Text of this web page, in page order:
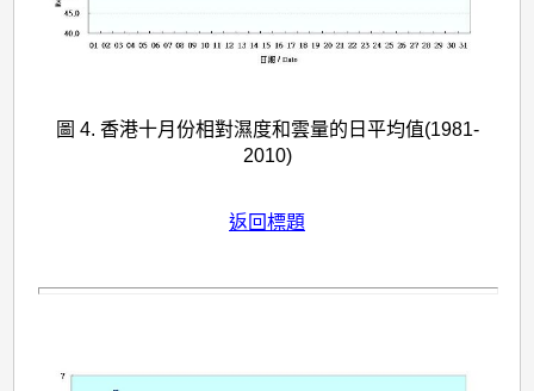
圖 4. 香港十月份相對濕度和雲量的日平均值(1981-
2010)
返回標題